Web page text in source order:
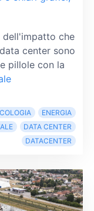
dell'impatto che
center sono
pillole con la
ENERGIA
DATA CENTER
DATACENTER